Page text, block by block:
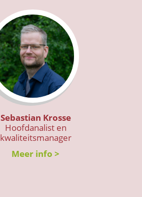
Sebastian Krosse
Hoofdanalist en
kwaliteitsmanager
Meer info >